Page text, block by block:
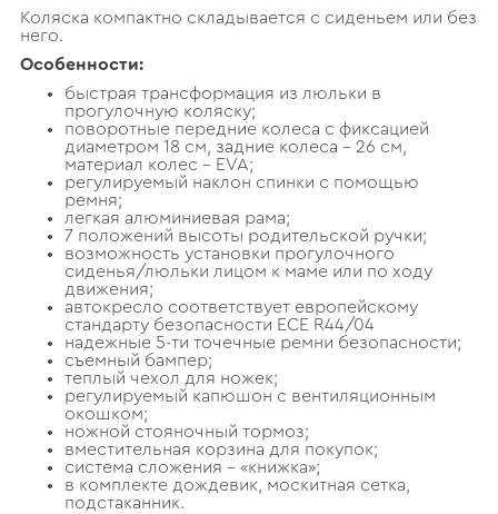
Коляска компактно складывается с сиденьем или без
него.
Особенности:
быстрая трансформация из люльки в
прогулочную коляску;
поворотные передние колеса с фиксацией
диаметром 18 см, задние колеса – 26 см,
материал колес – EVA;
регулируемый наклон спинки с помощью
ремня;
легкая алюминиевая рама;
7 положений высоты родительской ручки;
возможность установки прогулочного
сиденья/люльки лицом к маме или по ходу
движения;
автокресло соответствует европейскому
стандарту безопасности ЕCE R44/04
надежные 5-ти точечные ремни безопасности;
съемный бампер;
теплый чехол для ножек;
регулируемый капюшон с вентиляционным
окошком;
ножной стояночный тормоз;
вместительная корзина для покупок;
система сложения – «книжка»;
в комплекте дождевик, москитная сетка,
подстаканник.